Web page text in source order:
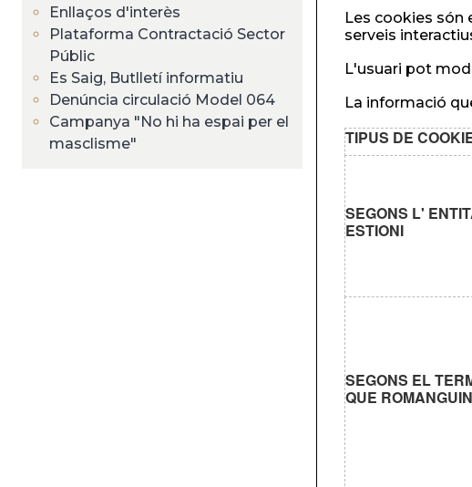
Enllaços d'interès
Plataforma Contractació Sector
Públic
Es Saig, Butlletí informatiu
Denúncia circulació Model 064
Campanya "No hi ha espai per el
masclisme"
Les cookies són
serveis
L'usuari pot
La informació
TIPUS DE
SEGONS L'
ESTIONI
SEGONS EL
QUE